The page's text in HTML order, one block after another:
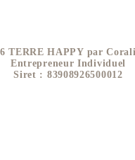
TERRE HAPPY par
Entrepreneur Individuel
Siret : 83908926500012